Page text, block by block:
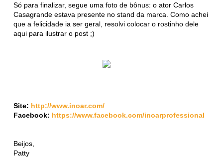
Só para finalizar, segue uma foto de bônus: o ator Carlos
Casagrande estava presente no stand da marca. Como achei
que a felicidade ia ser geral, resolvi colocar o rostinho dele
aqui para ilustrar o post ;)
Site: http://www.inoar.com/
Facebook: https://www.facebook.com/inoarprofessional
Beijos,
Patty